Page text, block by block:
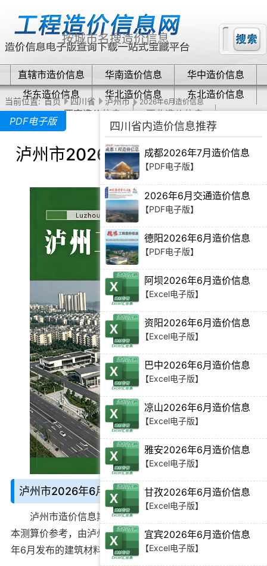
直辖市造价信息 华南造价信息
华中造价信息
华东造价信息
华北造价信息
东北造价信息
西南造价信息
西北造价信息
当前位置: 首页 四川省 泸州市 2026年6月造价信息
PDF电子版
泸州市2026年6月造价信息下载
泸州市2026年6月造价信息说明：
泸州市造价信息期刊别名泸州造价期刊、泸州工程成
本测算价参考，由泸州市建设工程造价管理站官方在2026
年6月 发布的建筑材料价格信息。
四川省内造价信息推荐
成都2026年7月造价信息
【PDF电子版】
2026年6月交通造价信息
【PDF电子版】
德阳2026年6月造价信息
【PDF电子版】
阿坝2026年6月造价信息
【Excel电子版】
资阳2026年6月造价信息
【Excel电子版】
巴中2026年6月造价信息
【Excel电子版】
凉山2026年6月造价信息
【Excel电子版】
雅安2026年6月造价信息
【Excel电子版】
甘孜2026年6月造价信息
【Excel电子版】
宜宾2026年6月造价信息
【Excel电子版】